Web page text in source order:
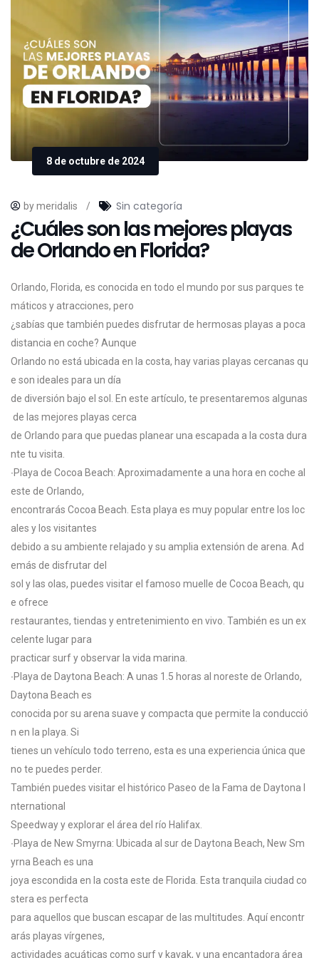
8 de octubre de 2024
by meridalis / Sin categoría
¿Cuáles son las mejores playas
de Orlando en Florida?
Orlando, Florida, es conocida en todo el mundo porsus parques te
máticos y atracciones, pero
¿sabías que también puedes disfrutar de hermosas playas a poca
distancia en coche? Aunque
Orlando no está ubicada en la costa, hayvarias playas cercanas qu
e son ideales para un día
de diversión bajo el sol. En este artículo, te presentaremos algunas
de las mejores playas cerca
de Orlando para que puedas planearuna escapada a la costa dura
nte tu visita.
∙Playa de Cocoa Beach: Aproximadamente a una hora en coche al
este de Orlando,
encontrarás Cocoa Beach. Esta playa es muypopularentre los loc
ales y los visitantes
debido a su ambiente relajado ysu amplia extensión de arena. Ad
emás de disfrutar del
sol y las olas, puedes visitarel famoso muelle de Cocoa Beach, qu
e ofrece
restaurantes, tiendas yentretenimiento en vivo. También es un ex
celente lugarpara
practicarsurfy observar la vida marina.
∙Playa de Daytona Beach: A unas 1.5 horas al noreste de Orlando,
Daytona Beach es
conocida porsu arena suave y compacta que permite la conducció
n en la playa. Si
tienes un vehículo todo terreno, esta es una experiencia única que
no te puedes perder.
También puedes visitarel histórico Paseo de la Fama de Daytona
nternational
Speedwayyexplorarel área del río Halifax.
∙Playa de New Smyrna: Ubicada al sur de Daytona Beach, New Sm
yrna Beach es una
joya escondida en la costa este de Florida. Esta tranquila ciudad co
stera es perfecta
para aquellos que buscan escapar de las multitudes. Aquíencontr
arás playas vírgenes,
actividades acuáticas como surfy kayak, yuna encantadora área